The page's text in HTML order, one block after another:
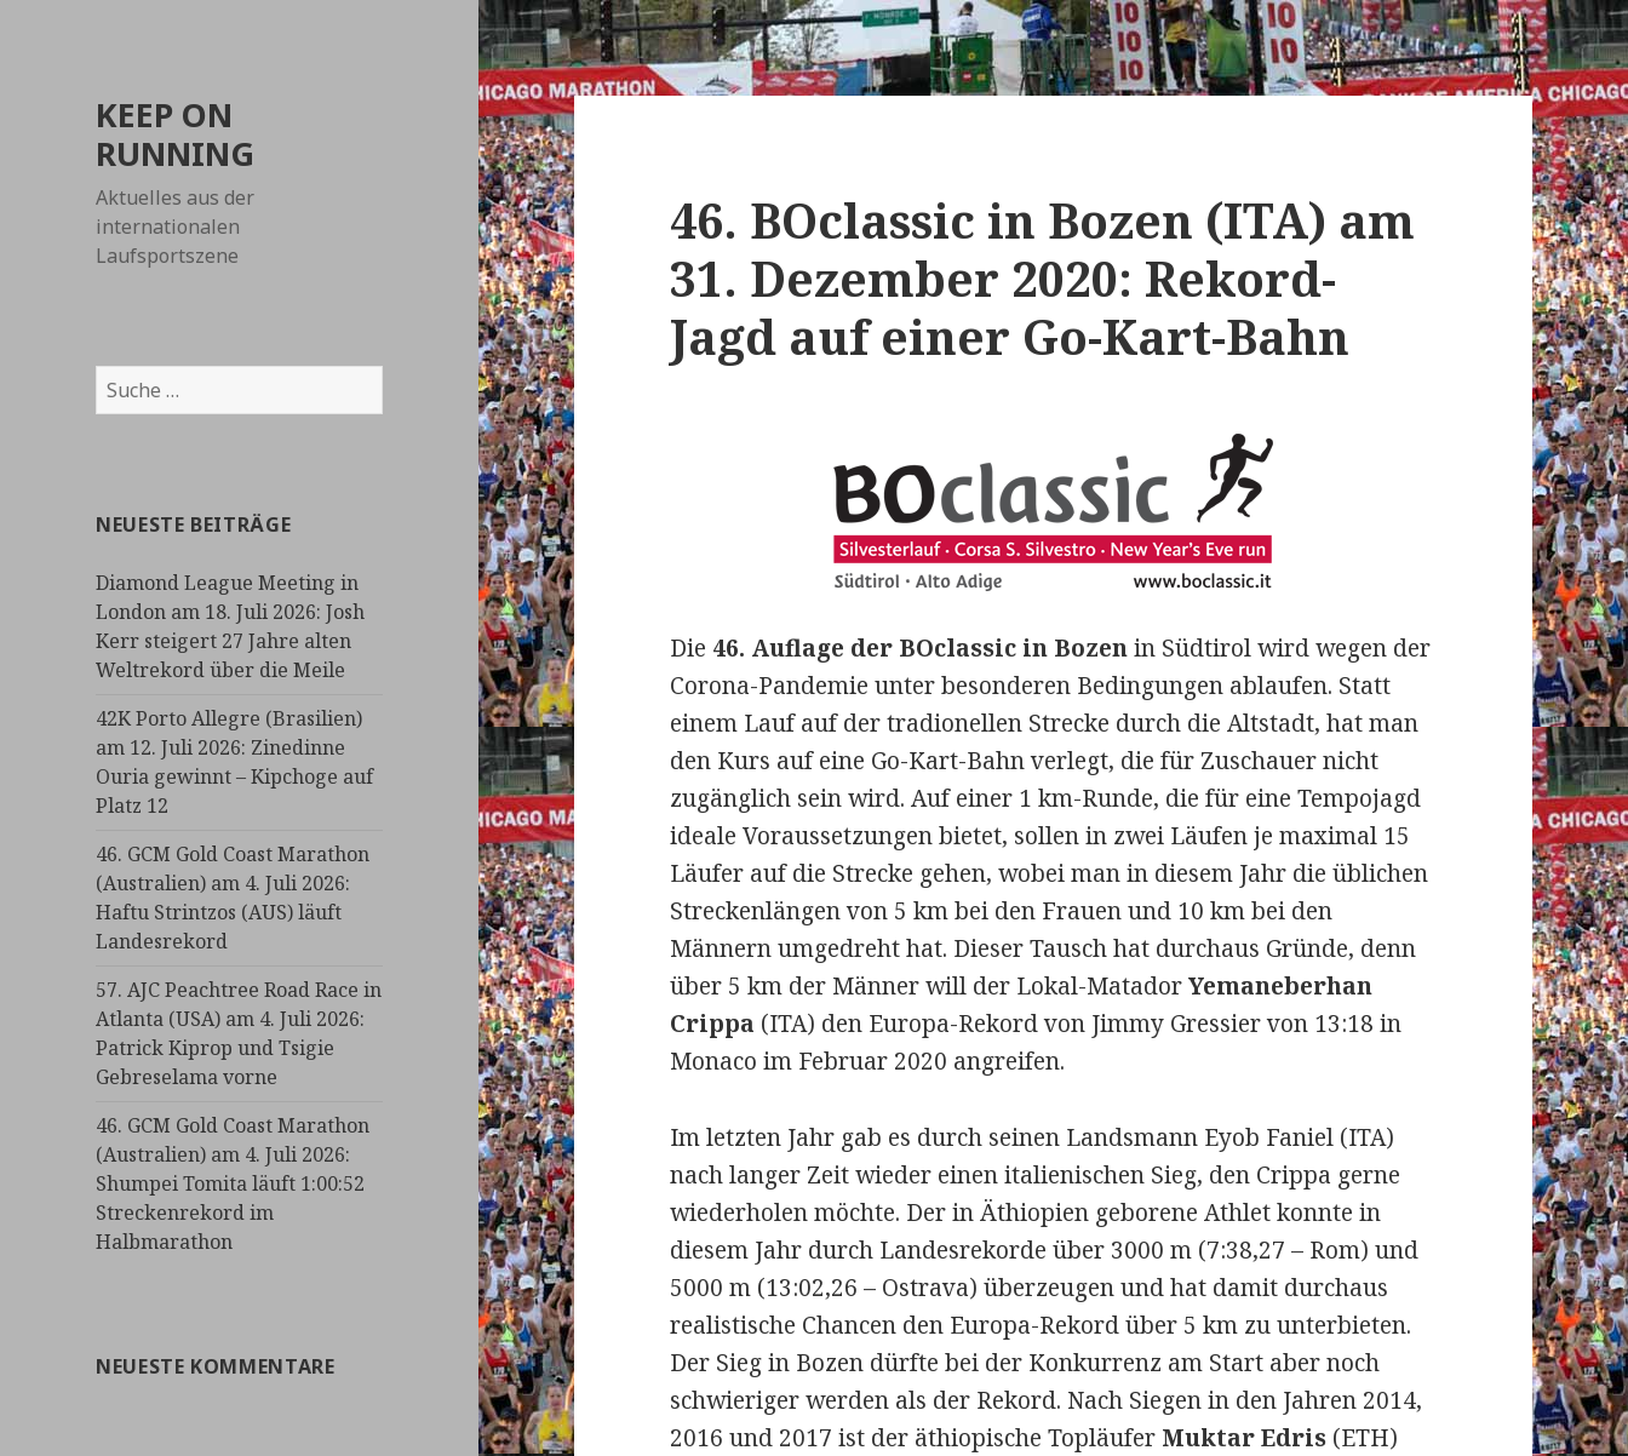
KEEP ON
RUNNING
Aktuelles aus der
internationalen
Laufsportszene
Suche
nach:
NEUESTE BEITRÄGE
Diamond League Meeting in
London am 18. Juli 2026: Josh
Kerr steigert 27 Jahre alten
Weltrekord über die Meile
42K Porto Allegre (Brasilien)
am 12. Juli 2026: Zinedinne
Ouria gewinnt – Kipchoge auf
Platz 12
46. GCM Gold Coast Marathon
(Australien) am 4. Juli 2026:
Haftu Strintzos (AUS) läuft
Landesrekord
57. AJC Peachtree Road Race in
Atlanta (USA) am 4. Juli 2026:
Patrick Kiprop und Tsigie
Gebreselama vorne
46. GCM Gold Coast Marathon
(Australien) am 4. Juli 2026:
Shumpei Tomita läuft 1:00:52
Streckenrekord im
Halbmarathon
NEUESTE KOMMENTARE
46. BOclassic in Bozen (ITA) am
31. Dezember 2020: Rekord-
Jagd auf einer Go-Kart-Bahn
Die 46. Auflage der BOclassic in Bozenin Südtirol wird wegen der
Corona-Pandemie unter besonderen Bedingungen ablaufen. Statt
einem Lauf auf der tradionellen Strecke durch die Altstadt, hat man
den Kurs auf eine Go-Kart-Bahn verlegt, die für Zuschauer nicht
zugänglich sein wird.Auf einer 1 km-Runde, die für eine Tempojagd
ideale Voraussetzungen bietet, sollen in zwei Läufen je maximal 15
Läufer auf die Strecke gehen, wobei man in diesem Jahr die üblichen
Streckenlängen von 5 km bei den Frauen und 10 km bei den
Männern umgedreht hat. Dieser Tausch hat durchaus Gründe, denn
über 5 km der Männer will der Lokal-MatadorYemaneberhan
Crippa (ITA) den Europa-Rekord von Jimmy Gressier von 13:18 in
Monaco im Februar 2020 angreifen.
Im letzten Jahr gab es durch seinen Landsmann Eyob Faniel (ITA)
nach langer Zeit wieder einen italienischen Sieg, den Crippa gerne
wiederholen möchte. Der in Äthiopien geborene Athlet konnte in
diesem Jahr durch Landesrekorde über 3000 m (7:38,27 – Rom) und
5000 m (13:02,26 – Ostrava) überzeugen und hat damit durchaus
realistische Chancen den Europa-Rekord über 5 km zu unterbieten.
Der Sieg in Bozen dürfte bei der Konkurrenz am Start aber noch
schwieriger werden als der Rekord. Nach Siegen in den Jahren 2014,
2016 und 2017 ist der äthiopische Topläufer Muktar Edris (ETH)